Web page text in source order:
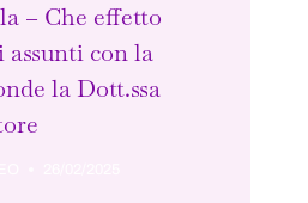
– Che effetto
assunti con la
la Dott.ssa